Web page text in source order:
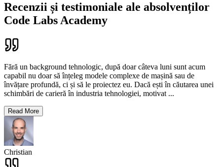
Recenzii și testimoniale ale absolvenților
Code Labs Academy
Fără un background tehnologic, după doar câteva luni sunt acum
capabil nu doar să înțeleg modele complexe de mașină sau de
învățare profundă, ci și să le proiectez eu. Dacă ești în căutarea unei
schimbări de carieră în industria tehnologiei, motivat ...
Read More
Christian